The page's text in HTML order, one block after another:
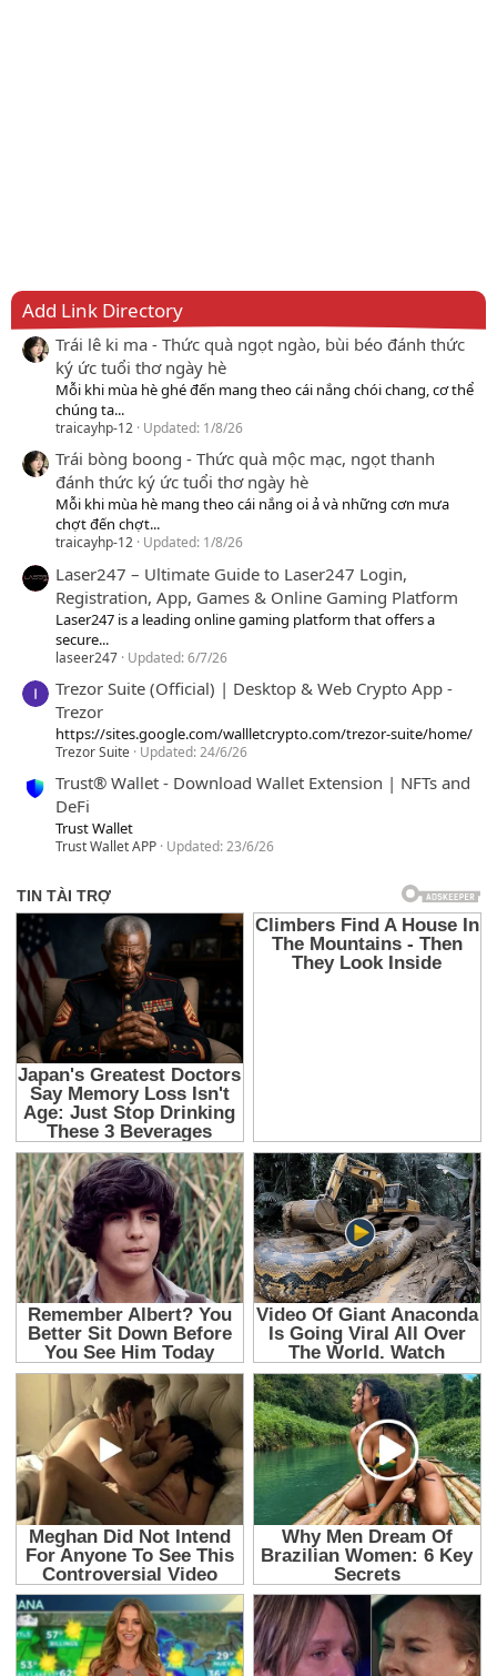
Add Link Directory
Trái lê ki ma - Thức quà ngọt ngào, bùi béo đánh thức
ký ức tuổi thơ ngày hè
Mỗi khi mùa hè ghé đến mang theo cái nắng chói chang, cơ thể
chúng ta...
traicayhp-12 Updated: 1/8/26
Trái bòng boong - Thức quà mộc mạc, ngọt thanh
đánh thức ký ức tuổi thơ ngày hè
Mỗi khi mùa hè mang theo cái nắng oi ả và những cơn mưa
chợt đến chợt...
traicayhp-12 Updated: 1/8/26
Laser247 – Ultimate Guide to Laser247 Login,
Registration, App, Games & Online Gaming Platform
Laser247 is a leading online gaming platform that offers a
secure...
laseer247 Updated:6/7/26
Trezor Suite (Official) | Desktop & Web Crypto App -
Trezor
https://sites.google.com/wallletcrypto.com/trezor-suite/home/
Trezor Suite Updated:24/6/26
Trust® Wallet - Download Wallet Extension | NFTs and
DeFi
Trust Wallet
Trust Wallet APP Updated:23/6/26